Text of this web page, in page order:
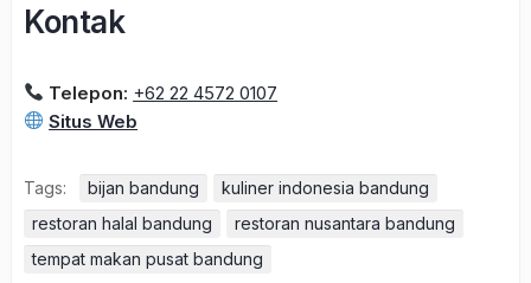
Kontak
Telepon: +62 22 4572 0107
Situs Web
Tags: bijan bandung
kuliner indonesia bandung
restoran halal bandung
restoran nusantara bandung
tempat makan pusat bandung